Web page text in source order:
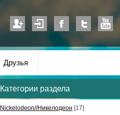
Друзья
Категории раздела
Nickelodeon//Никелодеон [17]